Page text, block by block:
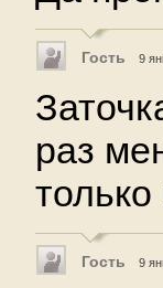
Гость 9
раз
Гость 9